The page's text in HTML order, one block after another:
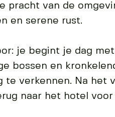
pracht van de
en serene rust.
je begint je dag
bossen en
te verkennen. Na het
naar het hotel